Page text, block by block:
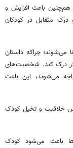
باعث افزایش و
متقابل در کودکان
می‌شوند؛ چراکه داستان
درک کند. شخصیت‌های
می‌شوند، این باعث
خلاقیت و تخیل کودک
باعث می‌شود کودک